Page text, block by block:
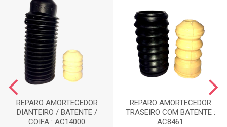
REPARO AMORTECEDOR
DIANTEIRO / BATENTE /
COIFA : AC14000
REPARO AMORTECEDOR
TRASEIRO COM BATENTE :
AC8461